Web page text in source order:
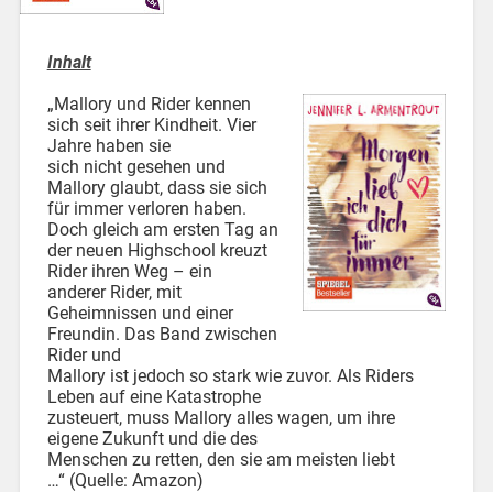
Inhalt
„Mallory und Rider kennen
sich seit ihrer Kindheit. Vier
Jahre haben sie
sich nicht gesehen und
Mallory glaubt, dass sie sich
für immer verloren haben.
Doch gleich am ersten Tag an
der neuen Highschool kreuzt
Rider ihren Weg – ein
anderer Rider, mit
Geheimnissen und einer
Freundin. Das Band zwischen
Rider und
Mallory ist jedoch so stark wie zuvor. Als Riders
Leben auf eine Katastrophe
zusteuert, muss Mallory alles wagen, um ihre
eigene Zukunft und die des
Menschen zu retten, den sie am meisten liebt
…“ (Quelle: Amazon)